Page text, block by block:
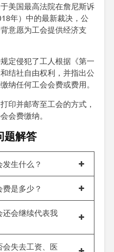
美国最高法院在詹尼斯诉
年）中的最新裁决，公
意愿为工会提供经济支
定侵犯了工人根据《第一
结社自由权利，并指出公
纳任何工会会费或费用。
印并邮寄至工会的方式，
会费缴纳。
题解答
生什么？
是多少？
还会继续代表我
失去工资、医